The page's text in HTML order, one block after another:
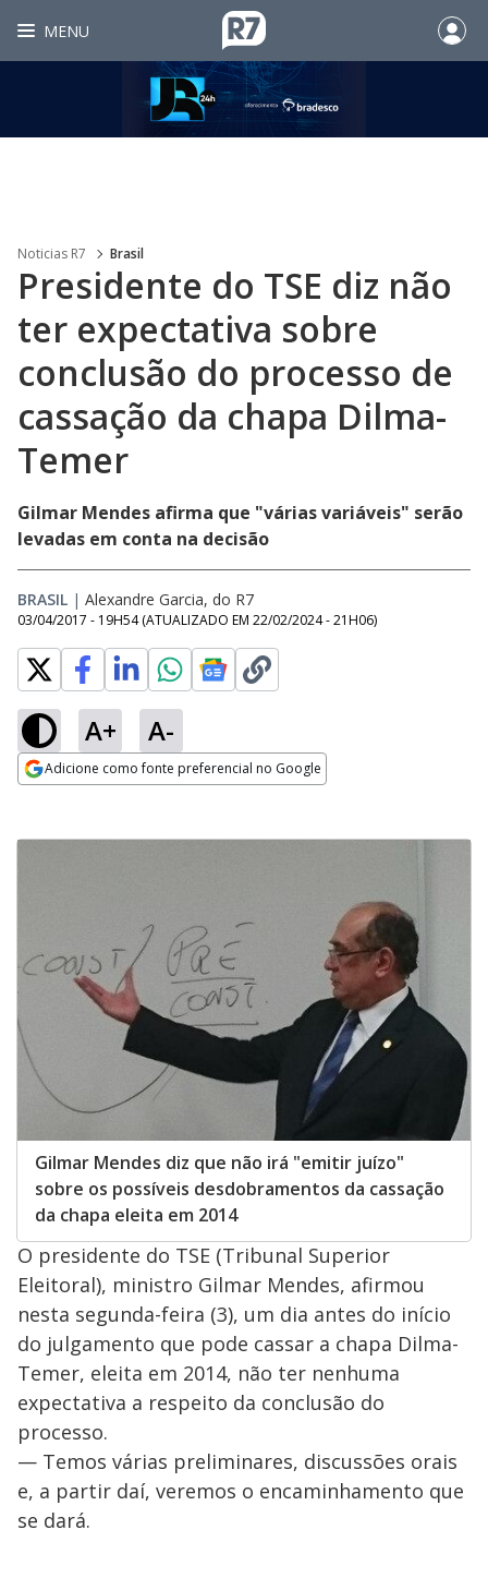
MENU
Noticias R7 Brasil
Presidente do TSE diz não
ter expectativa sobre
conclusão do processo de
cassação da chapa Dilma-
Temer
Gilmar Mendes afirma que "várias variáveis" serão
levadas em conta na decisão
BRASIL | Alexandre Garcia, do R7
03/04/2017 - 19H54 (ATUALIZADO EM 22/02/2024 - 21H06)
A+ A-
Adicione como fonte preferencial no Google
Gilmar Mendes diz que não irá "emitir juízo"
sobre os possíveis desdobramentos da cassação
da chapa eleita em 2014
O presidente do TSE (Tribunal Superior
Eleitoral), ministro Gilmar Mendes, afirmou
nesta segunda-feira (3), um dia antes do início
do julgamento que pode cassar a chapa Dilma-
Temer, eleita em 2014, não ter nenhuma
expectativa a respeito da conclusão do
processo.
— Temos várias preliminares, discussões orais
e, a partir daí, veremos o encaminhamento que
se dará.